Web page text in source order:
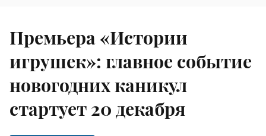
Премьера «Истории
игрушек»: главное событие
новогодних каникул
стартует 20 декабря